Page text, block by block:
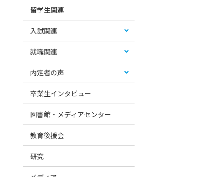
留学生関連
入試関連
就職関連
内定者の声
卒業生インタビュー
図書館・メディアセンター
教育後援会
研究